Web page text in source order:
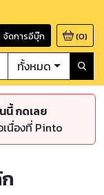
จัดการอีบุ๊ก (0)
ทั้งหมด
นี้ กดเลย
นื่องที่ Pinto